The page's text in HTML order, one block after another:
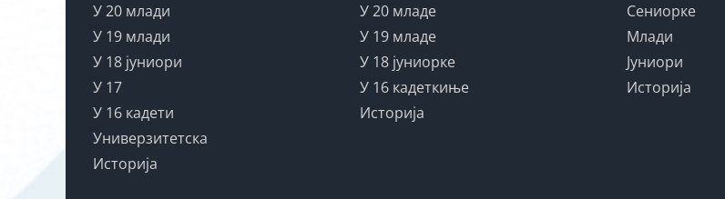
У 20 млади
У 19 млади
У 18 јуниори
У 17
У 16 кадети
Универзитетска
Историја
У 20 младе
У 19 младе
У 18 јуниорке
У 16 кадеткиње
Историја
Сениорке
Млади
Јуниори
Историја